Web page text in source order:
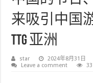
来吸引中国
TTG 亚洲
star 2024年8月31日
Leave a comment